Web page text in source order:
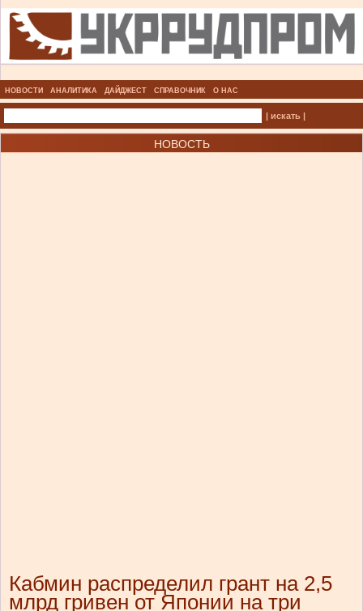
НОВОСТИ АНАЛИТИКА ДАЙДЖЕСТ СПРАВОЧНИК О НАС
| искать |
НОВОСТЬ
Кабмин распределил грант на 2,5
млрд гривен от Японии на три